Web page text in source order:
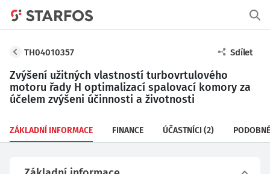
TH04010357 Sdílet
Zvýšení užitných vlastností turbovrtulového
motoru řady H optimalizací spalovací komory za
účelem zvýšeni účinnosti a životnosti
ZÁKLADNÍ INFORMACE FINANCE ÚČASTNÍCI (2)